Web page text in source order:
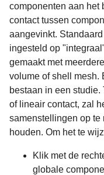
componenten aan het
contact tussen
aangevinkt.
ingesteld op
gemaakt met
volume of shell mesh.
bestaan in een
of lineair contact, zal
samenstellingen op te
houden. Om het te
Klik met de
globale